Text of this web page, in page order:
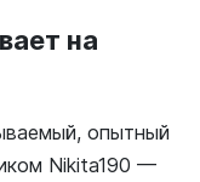
на
опытный
Nikita190 —